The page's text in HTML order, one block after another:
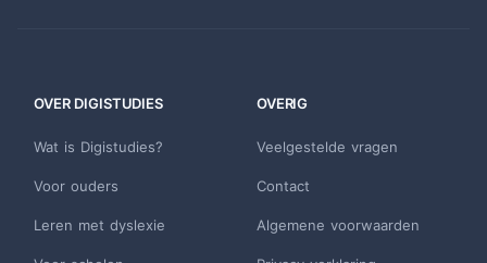
OVER DIGISTUDIES
Wat is Digistudies?
Voor ouders
Leren met dyslexie
OVERIG
Veelgestelde vragen
Contact
Algemene voorwaarden